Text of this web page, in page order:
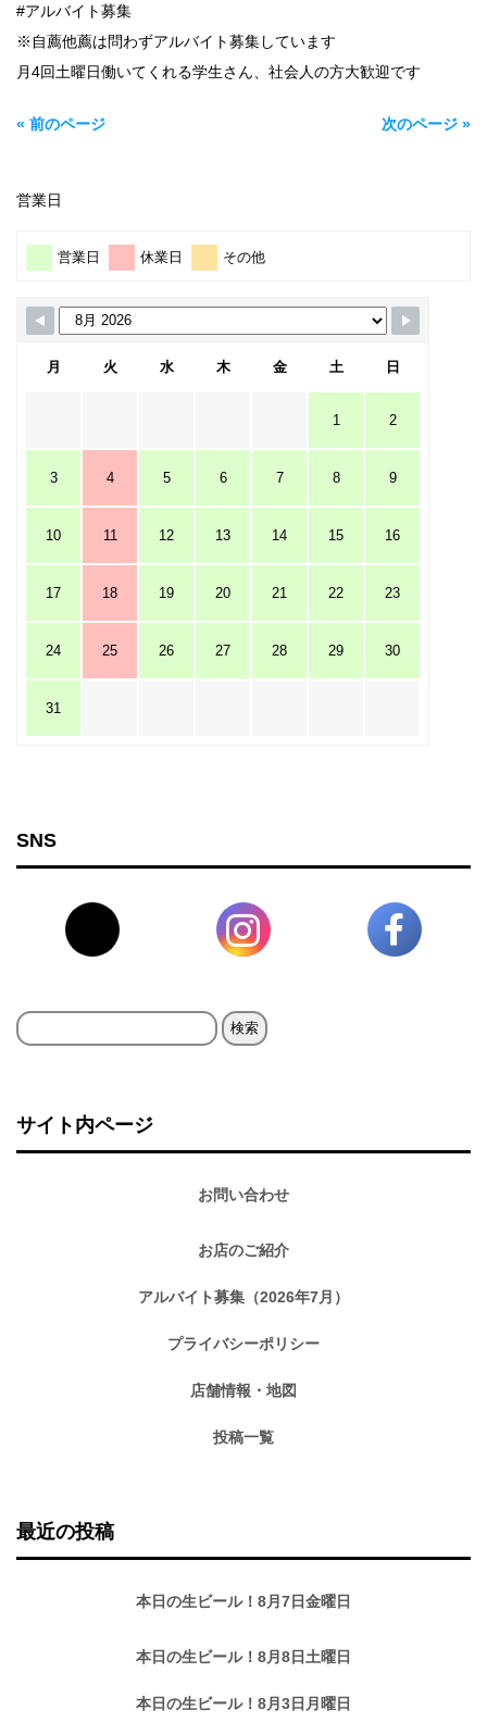
#アルバイト募集
※自薦他薦は問わずアルバイト募集しています
月4回土曜日働いてくれる学生さん、社会人の方大歓迎です
« 前のページ 次のページ »
営業日
営業日 休業日 その他
月 火 水 木 金 土 日
1 2
3 4 5 6 7 8 9
10 11 12 13 14 15 16
17 18 19 20 21 22 23
24 25 26 27 28 29 30
31
SNS
検
サイト内ページ
お問い合わせ
お店のご紹介
アルバイト募集（2026年7月）
プライバシーポリシー
店舗情報・地図
投稿一覧
最近の投稿
本日の生ビール！8月7日金曜日
本日の生ビール！8月8日土曜日
本日の生ビール！8月3日月曜日